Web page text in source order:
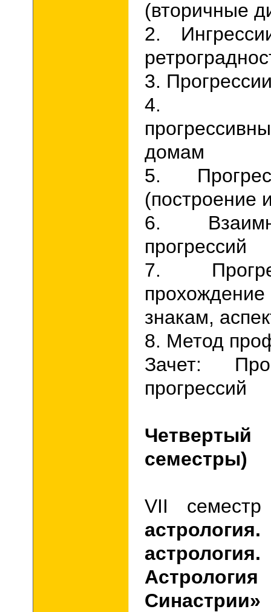
(вторичные
2.
3.
4.
домам
5.
(построение
6.
прогрессий
7.
знакам,
8. Метод
Зачет:
прогрессий
семестры)
VII
астрология.
Синастрии»